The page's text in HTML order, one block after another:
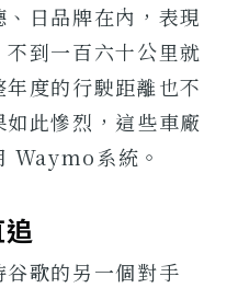
日品牌在內，表現
到一百六十公里就
度的行駛距離也不
此慘烈，這些車廠
Waymo系統。
歌的另一個對手